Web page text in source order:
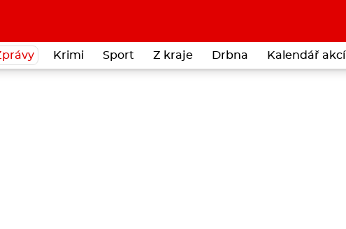
Krimi Sport Z kraje Drbna Kalendář akcí